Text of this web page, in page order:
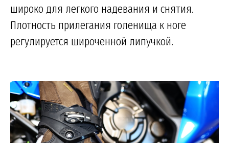
широко для легкого надевания и снятия.
Плотность прилегания голенища к ноге
регулируется широченной липучкой.